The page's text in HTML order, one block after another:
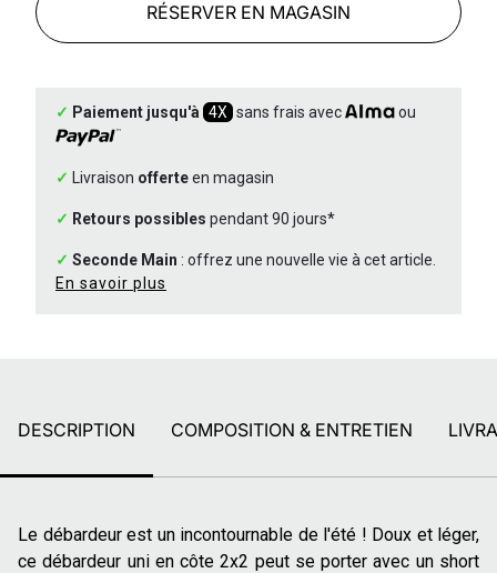
RÉSERVER EN MAGASIN
✓ Paiement jusqu'à 4X sans frais avec ou
✓ Livraison offerteen magasin
✓ Retours possibles pendant 90 jours*
✓ Seconde Main : offrez une nouvelle vie à cet article.
En savoir plus
DESCRIPTION COMPOSITION & ENTRETIEN
Le débardeur est un incontournable de l'été ! Doux et léger,
ce débardeur uni en côte 2x2 peut se porter avec un short